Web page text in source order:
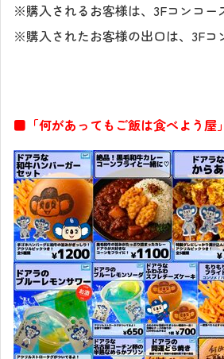
※購入されるお客様は、3Fコンコー
※購入されたお客様の出口は、3Fコ
■「何があってもご飯は食べよう屋